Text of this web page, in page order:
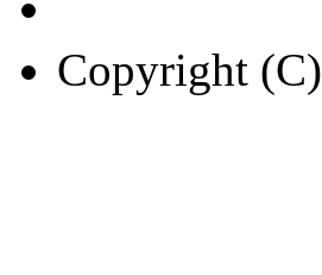
Copyright (C)